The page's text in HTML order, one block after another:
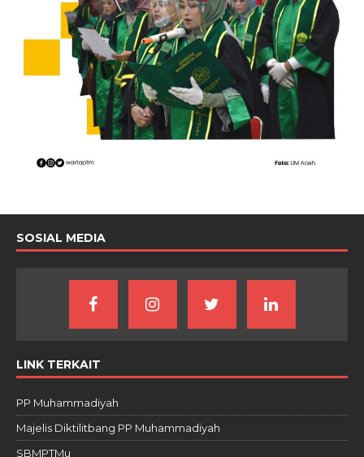
SOSIAL MEDIA
LINK TERKAIT
PP Muhammadiyah
Majelis Diktilitbang PP Muhammadiyah
SBMPTMu